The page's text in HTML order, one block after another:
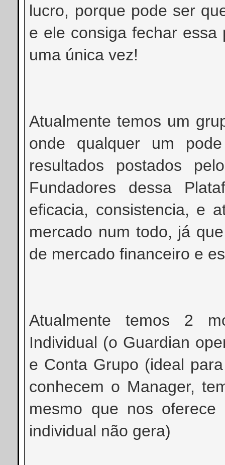
lucro, porque pode ser
e ele consiga fechar
uma única vez!
Atualmente temos um
onde qualquer um
resultados postados
Fundadores dessa
eficacia, consistencia, e
mercado num todo, já
de mercado financeiro e
Atualmente temos 2
Individual (o Guardian
e Conta Grupo (ideal
conhecem o Manager,
mesmo que nos
individual não gera)